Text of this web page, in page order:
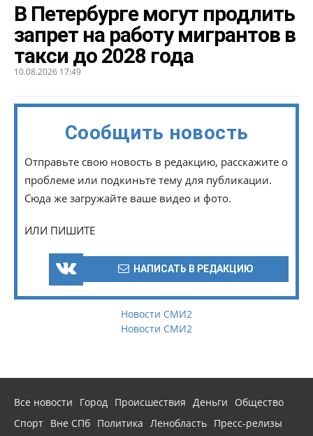
В Петербурге могут продлить
запрет на работу мигрантов в
такси до 2028 года
10.08.2026 17:49
Сообщить новость
Отправьте свою новость в редакцию, расскажите о
проблеме или подкиньте тему для публикации.
Сюда же загружайте ваше видео и фото.
ИЛИ ПИШИТЕ
НАПИСАТЬ В РЕДАКЦИЮ
Новости СМИ2
Новости СМИ2
Все новости Город Происшествия Деньги
Общество
Спорт Вне СПб Политика Ленобласть Пресс-релизы